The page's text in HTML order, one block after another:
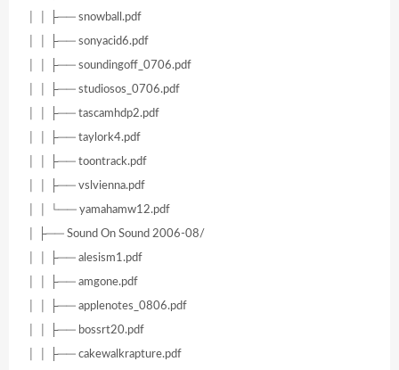
│ │ ├── snowball.pdf
│ │ ├── sonyacid6.pdf
│ │ ├── soundingoff_0706.pdf
│ │ ├── studiosos_0706.pdf
│ │ ├── tascamhdp2.pdf
│ │ ├── taylork4.pdf
│ │ ├── toontrack.pdf
│ │ ├── vslvienna.pdf
│ │ └── yamahamw12.pdf
│ ├── Sound On Sound 2006-08/
│ │ ├── alesism1.pdf
│ │ ├── amgone.pdf
│ │ ├── applenotes_0806.pdf
│ │ ├── bossrt20.pdf
│ │ ├── cakewalkrapture.pdf